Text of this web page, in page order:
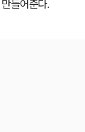
들어준다.